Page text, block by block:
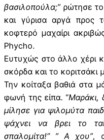
βασιλοπούλα;” ρώτησε
και γύρισα αργά προς
κοφτερό μαχαίρι
Phycho.
Ευτυχώς στο άλλο χέρι
σκόρδα και το
Την κοίταξα βαθιά στα
φωνή της είπα. “Μαράκι,
μίλησε για ψιλομύτα
ψάχνει να βρει το
σπαλομίτα!” ” Α χου”,